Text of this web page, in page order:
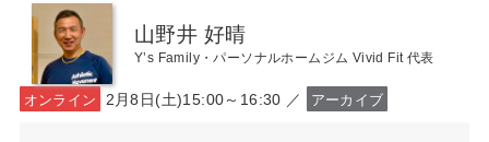
山野井 好晴
Y’s Family・パーソナルホームジム Vivid Fit 代表
オンライン 2月8日(土)15:00～16:30 ／ アーカイブ